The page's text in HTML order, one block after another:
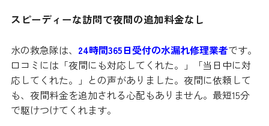
スピーディーな訪問で夜間の追加料金なし
水の救急隊は、 24時間365日受付の水漏れ修理業者です。
口コミには「夜間にも対応してくれた。」「当日中に対
応してくれた。」との声がありました。夜間に依頼して
も、夜間料金を追加される心配もありません。最短15分
で駆けつけてくれます。